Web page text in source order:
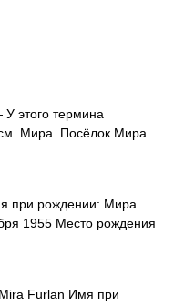
этого термина
Мира. Посёлок Мира
при рождении: Мира
1955 Место рождения
Furlan Имя при